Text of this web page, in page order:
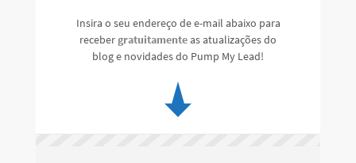
Insira o seu endereço de e-mail abaixo para
recebergratuitamenteas atualizações do
blog e novidades do Pump My Lead!